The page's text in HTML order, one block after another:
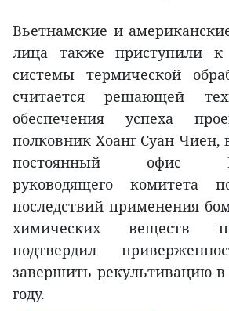
Вьетнамские и
лица также приступили к
системы термической
считается решающей
обеспечения успеха
полковник Хоанг Суан Чиен,
постоянный офис
руководящего комитета
последствий применения
химических веществ
подтвердил
завершить рекультивацию в
году.